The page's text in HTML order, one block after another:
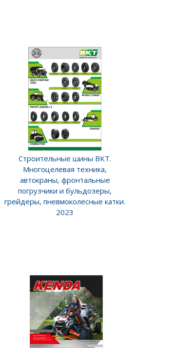
Строительные шины BKT.
Многоцелевая техника,
автокраны, фронтальные
погрузчики и бульдозеры,
грейдеры, пневмоколесные катки.
2023